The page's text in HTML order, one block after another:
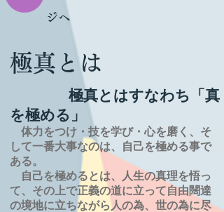
ジへ
極真とは
極真とはすなわち「真
を極める」
体力をつけ・技を学び・心を磨く、そ
して一番大事なのは、自己を極める事で
ある。
自己を極めるとは、
人生の真理を悟っ
て、その上で正義の道に立って自由闊達
の境地に立ちながら人の為、世の為に尽